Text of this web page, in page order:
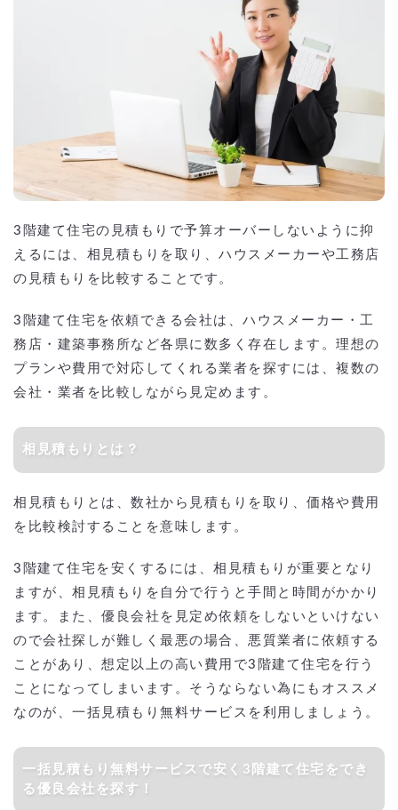
3階建て住宅の見積もりで予算オーバーしないように抑
えるには、相見積もりを取り、ハウスメーカーや工務店
の見積もりを比較することです。
3階建て住宅を依頼できる会社は、ハウスメーカー・工
務店・建築事務所など各県に数多く存在します。理想の
プランや費用で対応してくれる業者を探すには、複数の
会社・業者を比較しながら見定めます。
相見積もりとは？
相見積もりとは、数社から見積もりを取り、価格や費用
を比較検討することを意味します。
3階建て住宅を安くするには、相見積もりが重要となり
ますが、相見積もりを自分で行うと手間と時間がかかり
ます。また、優良会社を見定め依頼をしないといけない
ので会社探しが難しく最悪の場合、悪質業者に依頼する
ことがあり、想定以上の高い費用で3階建て住宅を行う
ことになってしまいます。そうならない為にもオススメ
なのが、一括見積もり無料サービスを利用しましょう。
一括見積もり無料サービスで安く3階建て住宅をでき
る優良会社を探す！